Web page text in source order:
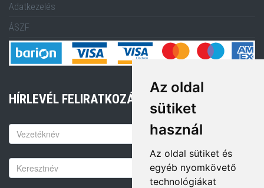
Az oldal
sütiket
használ
Az oldal sütiket és
egyéb nyomkövető
technológiákat
Adatkezelés
ÁSZF
HÍRLEVÉL FELIRATKOZÁS
Keresztnév
Vezetéknév